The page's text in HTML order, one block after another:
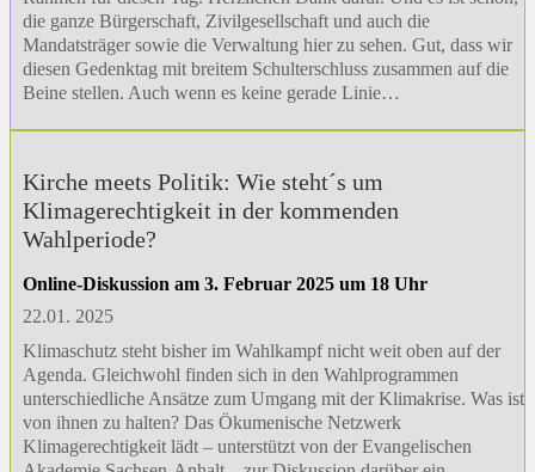
die ganze Bürgerschaft, Zivilgesellschaft und auch die
Mandatsträger sowie die Verwaltung hier zu sehen. Gut, dass wir
diesen Gedenktag mit breitem Schulterschluss zusammen auf die
Beine stellen. Auch wenn es keine gerade Linie…
Kirche meets Politik: Wie steht´s um
Klimagerechtigkeit in der kommenden
Wahlperiode?
Online-Diskussion am 3. Februar 2025 um 18 Uhr
22.01. 2025
Klimaschutz steht bisher im Wahlkampf nicht weit oben auf der
Agenda. Gleichwohl finden sich in den Wahlprogrammen
unterschiedliche Ansätze zum Umgang mit der Klimakrise. Was ist
von ihnen zu halten? Das Ökumenische Netzwerk
Klimagerechtigkeit lädt – unterstützt von der Evangelischen